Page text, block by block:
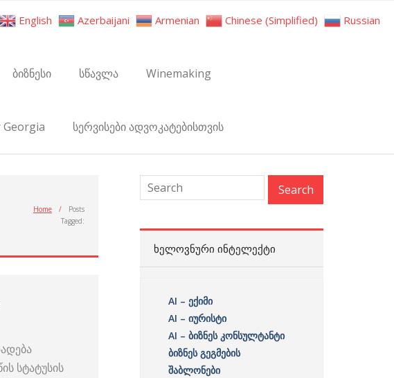
ბიზნესი სწავლა Winemaking
სერვისები ადვოკატებისთვის
Home /
Posts
Tagged:
სტატუსის
ᲮᲔᲚᲝᲕᲜᲣᲠᲘ ᲘᲜᲢᲔᲚᲔᲥᲢᲘ
AI – ექიმი
AI – იურისტი
AI – ბიზნეს კონსულტანტი
ბიზნეს გეგმების
შაბლონები
English Azerbaijani Armenian Chinese (Simplified) Russian